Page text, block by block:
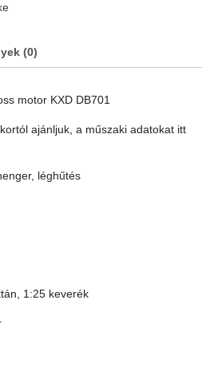
(0)
motor KXD DB701
ajánljuk, a műszaki adatokat itt
léghűtés
1:25 keverék